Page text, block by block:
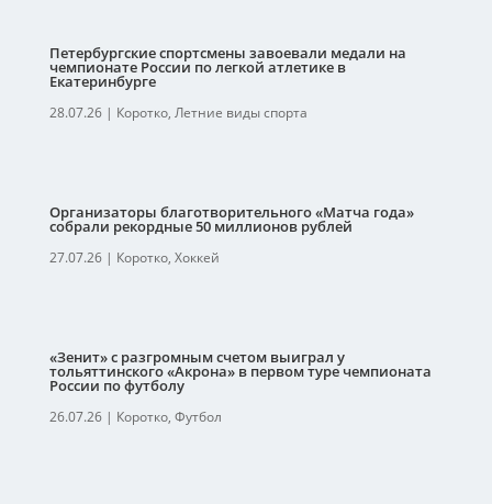
Петербургские спортсмены завоевали медали на
чемпионате России по легкой атлетике в
Екатеринбурге
28.07.26| Коротко, Летние виды спорта
Организаторы благотворительного «Матча года»
собрали рекордные 50 миллионов рублей
27.07.26| Коротко, Хоккей
«Зенит» с разгромным счетом выиграл у
тольяттинского «Акрона» в первом туре чемпионата
России по футболу
26.07.26| Коротко, Футбол